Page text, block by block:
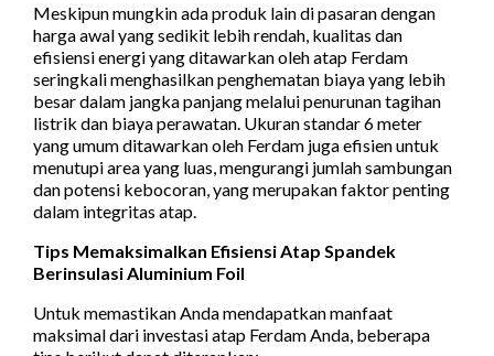
Meskipun mungkin ada produk lain di pasaran dengan
harga awal yang sedikit lebih rendah, kualitas dan
efisiensi energi yang ditawarkan oleh atap Ferdam
seringkali menghasilkan penghematan biaya yang lebih
besar dalam jangka panjang melalui penurunan tagihan
listrik dan biaya perawatan. Ukuran standar 6 meter
yang umum ditawarkan oleh Ferdam juga efisien untuk
menutupi area yang luas, mengurangi jumlah sambungan
dan potensi kebocoran, yang merupakan faktor penting
dalam integritas atap.
Tips Memaksimalkan Efisiensi Atap Spandek
Berinsulasi Aluminium Foil
Untuk memastikan Anda mendapatkan manfaat
maksimal dari investasi atap Ferdam Anda, beberapa